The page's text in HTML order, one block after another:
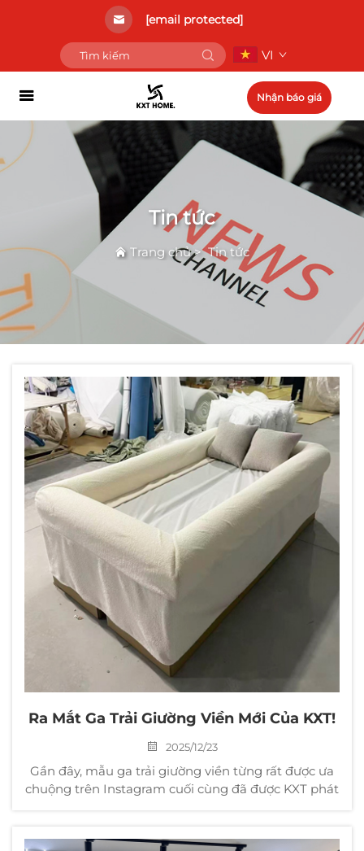
[email protected]
VI
Nhận báo giá
Tin tức
Trang chủ>Tin tức
Ra Mắt Ga Trải Giường Viền Mới Của KXT!
2025/12/23
Gần đây, mẫu ga trải giường viền từng rất được ưa
chuộng trên Instagram cuối cùng đã được KXT phát
nền tảng mạng xã hội như Instagram do i...